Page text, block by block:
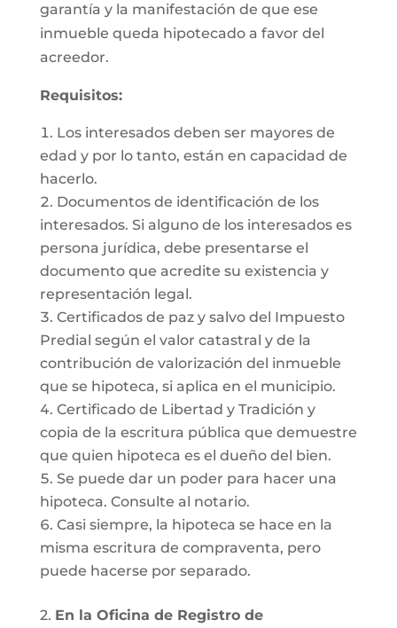
garantía y la manifestación de que ese
inmueble queda hipotecado a favor del
acreedor.
Requisitos:
Los interesados deben ser mayores de
edad y por lo tanto, están en capacidad de
hacerlo.
Documentos de identificación de los
interesados. Si alguno de los interesados es
persona jurídica, debe presentarse el
documento que acredite su existencia y
representación legal.
Certificados de paz y salvo del Impuesto
Predial según el valor catastral y de la
contribución de valorización del inmueble
que se hipoteca, si aplica en el municipio.
Certificado de Libertad y Tradición y
copia de la escritura pública que demuestre
que quien hipoteca es el dueño del bien.
Se puede dar un poder para hacer una
hipoteca. Consulte al notario.
Casi siempre, la hipoteca se hace en la
misma escritura de compraventa, pero
puede hacerse por separado.
2. En la Oficina de Registro de